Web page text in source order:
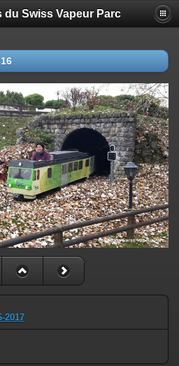
du Swiss Vapeur Parc
2017